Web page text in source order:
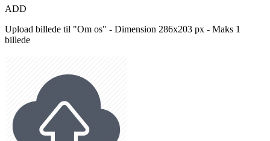
ADD
Upload billede til "Om os" - Dimension 286x203 px - Maks 1
billede